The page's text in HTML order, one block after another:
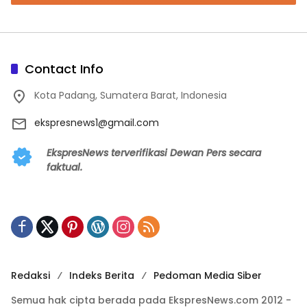
Contact Info
Kota Padang, Sumatera Barat, Indonesia
ekspresnews1@gmail.com
EkspresNews terverifikasi Dewan Pers secara
faktual.
Redaksi Indeks Berita
Pedoman Media Siber
Semua hak cipta berada pada EkspresNews.com 2012 -